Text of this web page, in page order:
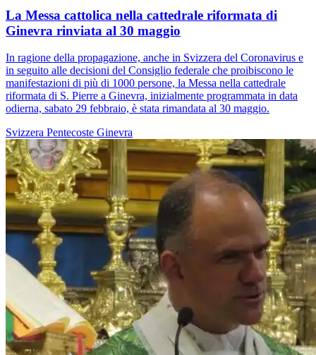
La Messa cattolica nella cattedrale riformata di
Ginevra rinviata al 30 maggio
In ragione della propagazione, anche in Svizzera del Coronavirus e
in seguito alle decisioni del Consiglio federale che proibiscono le
manifestazioni di più di 1000 persone, la Messa nella cattedrale
riformata di S. Pierre a Ginevra, inizialmente programmata in data
odierna, sabato 29 febbraio, è stata rimandata al 30 maggio.
Svizzera Pentecoste Ginevra